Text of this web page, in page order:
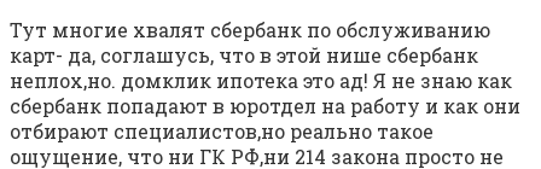
Тут многие хвалят сбербанк по обслуживанию
карт- да, соглашусь, что в этой нише сбербанк
неплох,но. домклик ипотека это ад! Я не знаю как
сбербанк попадают в юротдел на работу и как они
отбирают специалистов,но реально такое
ощущение, что ни ГК РФ,ни 214 закона просто не